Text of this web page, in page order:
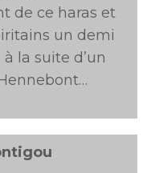
de ce haras et
un demi
la suite d’un